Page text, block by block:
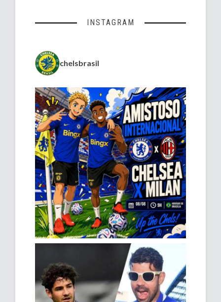
INSTAGRAM
chelsbrasil